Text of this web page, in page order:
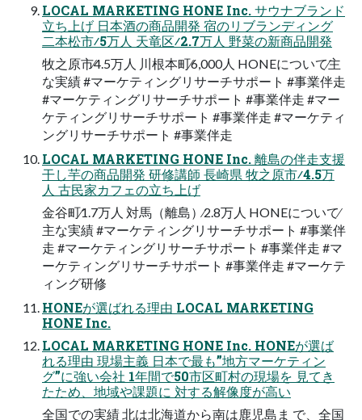
LOCAL MARKETING HONE Inc. サウナブランド
⽴ち上げ ⽇本酒の商品開発 宿のリブランディング
⼆本松市∕5万⼈ 天⻯区∕2.7万⼈ 野菜の新商品開発
牧之原市∕4.5万⼈ 川根本町∕6,000⼈ HONEについて∕主
な実績 #マーケティングリサーチサポート #事業伴⾛
#マーケティングリサーチサポート #事業伴⾛ #マー
ケティングリサーチサポート #事業伴⾛ #マーケティ
ングリサーチサポート #事業伴⾛
LOCAL MARKETING HONE Inc. 離島の伴⾛⽀援
⼲し芋の商品開発 研修講師 ⻑崎県 牧之原市∕4.5万
⼈ 古⺠家カフェの⽴ち上げ
⾦⾕町∕1.7万⼈ 対⾺（離島）∕2.8万⼈ HONEについて∕
主な実績 #マーケティングリサーチサポート #事業伴
⾛ #マーケティングリサーチサポート #事業伴⾛ #マ
ーケティングリサーチサポート #事業伴⾛ #マーケテ
ィング研修
HONEが選ばれる理由 LOCAL MARKETING
HONE Inc.
LOCAL MARKETING HONE Inc. HONEが選ば
れる理由 現場主義 ⽇本で最も”地⽅マーケティン
グ”に強い会社 1年間で50市区町村の現場を ⾒てき
たため、地域や課題に 対する解像度が⾼い
全国での実績 北は北海道から南は⿅児島ま で、全国